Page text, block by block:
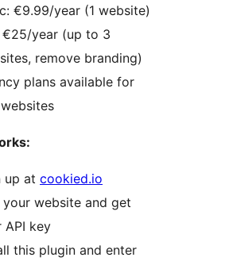
€9.99/year (1 website)
€25/year (up to 3
remove branding)
plans available for
up at cookied.io
website and get
API key
this plugin and enter